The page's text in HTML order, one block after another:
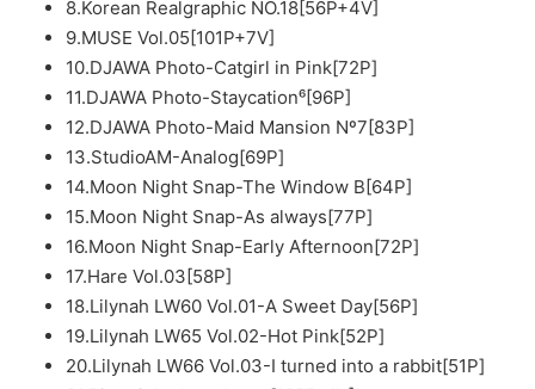
8.Korean Realgraphic NO.18[56P+4V]
9.MUSE Vol.05[101P+7V]
10.DJAWA Photo-Catgirl in Pink[72P]
11.DJAWA Photo-Staycation⁶[96P]
12.DJAWA Photo-Maid Mansion Nº7[83P]
13.StudioAM-Analog[69P]
14.Moon Night Snap-The Window B[64P]
15.Moon Night Snap-As always[77P]
16.Moon Night Snap-Early Afternoon[72P]
17.Hare Vol.03[58P]
18.Lilynah LW60 Vol.01-A Sweet Day[56P]
19.Lilynah LW65 Vol.02-Hot Pink[52P]
20.Lilynah LW66 Vol.03-I turned into a rabbit[51P]